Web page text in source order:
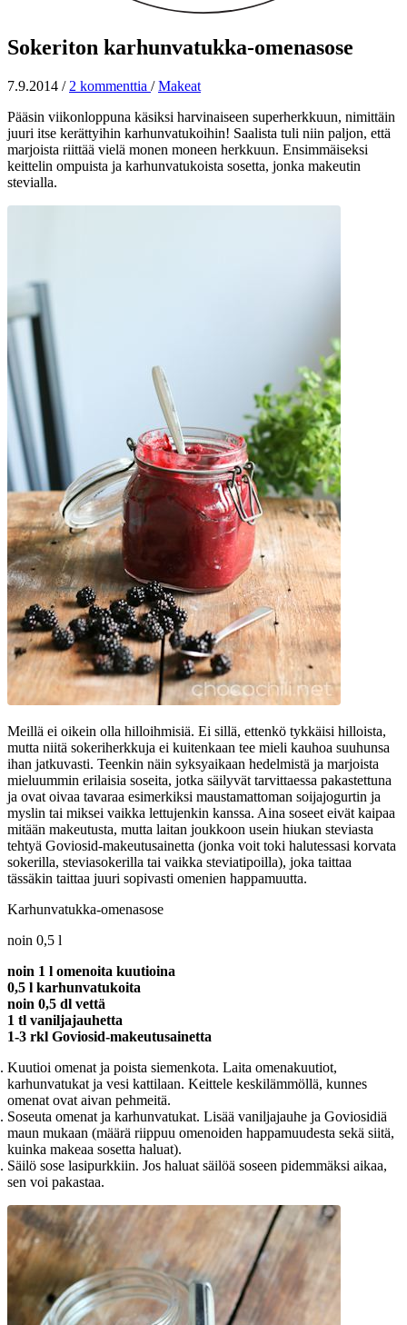
Sokeriton karhunvatukka-omenasose
7.9.2014 / 2 kommenttia / Makeat
Pääsin viikonloppuna käsiksi harvinaiseen superherkkuun, nimittäin
juuri itse kerättyihin karhunvatukoihin! Saalista tuli niin paljon, että
marjoista riittää vielä monen moneen herkkuun. Ensimmäiseksi
keittelin ompuista ja karhunvatukoista sosetta, jonka makeutin
stevialla.
Meillä ei oikein olla hilloihmisiä. Ei sillä, ettenkö tykkäisi hilloista,
mutta niitä sokeriherkkuja ei kuitenkaan tee mieli kauhoa suuhunsa
ihan jatkuvasti. Teenkin näin syksyaikaan hedelmistä ja marjoista
mieluummin erilaisia soseita, jotka säilyvät tarvittaessa pakastettuna
ja ovat oivaa tavaraa esimerkiksi maustamattoman soijajogurtin ja
myslin tai miksei vaikka lettujenkin kanssa. Aina soseet eivät kaipaa
mitään makeutusta, mutta laitan joukkoon usein hiukan steviasta
tehtyä Goviosid-makeutusainetta (jonka voit toki halutessasi korvata
sokerilla, steviasokerilla tai vaikka steviatipoilla), joka taittaa
tässäkin taittaa juuri sopivasti omenien happamuutta.
Karhunvatukka-omenasose
noin 0,5 l
noin 1 l omenoita kuutioina
0,5 l karhunvatukoita
noin 0,5 dl vettä
1 tl vaniljajauhetta
1-3 rkl Goviosid-makeutusainetta
Kuutioi omenat ja poista siemenkota. Laita omenakuutiot,
karhunvatukat ja vesi kattilaan. Keittele keskilämmöllä, kunnes
omenat ovat aivan pehmeitä.
Soseuta omenat ja karhunvatukat. Lisää vaniljajauhe ja Goviosidiä
maun mukaan (määrä riippuu omenoiden happamuudesta sekä siitä,
kuinka makeaa sosetta haluat).
Säilö sose lasipurkkiin. Jos haluat säilöä soseen pidemmäksi aikaa,
sen voi pakastaa.